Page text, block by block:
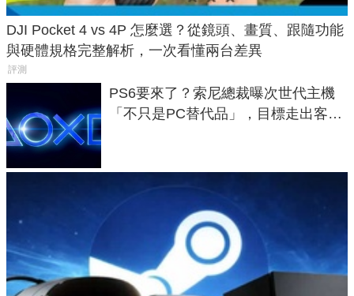
DJI Pocket 4 vs 4P 怎麼選？從鏡頭、畫質、跟隨功能
與硬體規格完整解析，一次看懂兩台差異
評測
PS6要來了？索尼總裁曝次世代主機
「不只是PC替代品」，目標走出客